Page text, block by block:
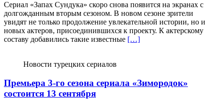
Сериал «Запах Сундука» скоро снова появится на экранах с
долгожданным вторым сезоном. В новом сезоне зрители
увидят не только продолжение увлекательной истории, но и
новых актеров, присоединившихся к проекту. К актерскому
составу добавились такие известные […]
Новости турецких сериалов
Премьера 3-го сезона сериала «Зимородок»
состоится 13 сентября